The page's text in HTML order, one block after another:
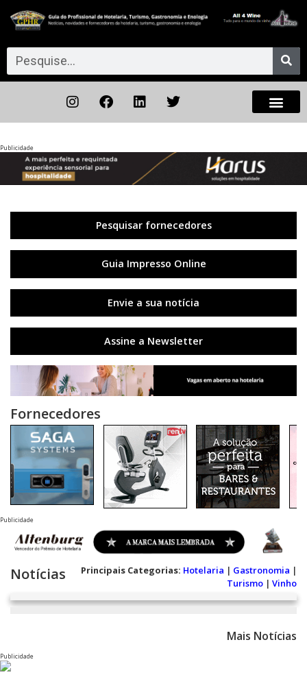
Publicidade
Pesquisar fornecedores
Guia Impresso Online
Envie a sua notícia
Assine a Newsletter
Fornecedores
Publicidade
Notícias Principais Categorias: Hotelaria | Gastronomia |
Turismo | Vinho
Mais Notícias
Publicidade